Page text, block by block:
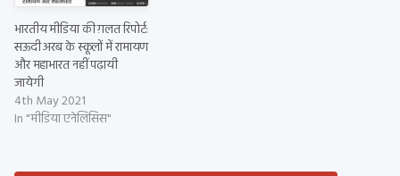
भारतीय मीडिया की ग़लत रिपोर्ट:
सऊदी अरब के स्कूलों में रामायण
और महाभारत नहीं पढ़ायी
जायेगी
4th May 2021
In "मीडिया एनेलिसिस"